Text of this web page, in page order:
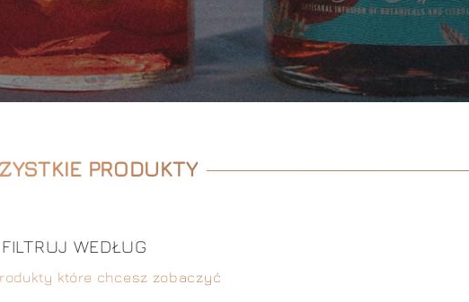
PRODUKTY
FILTRUJ WEDŁUG
które chcesz zobaczyć